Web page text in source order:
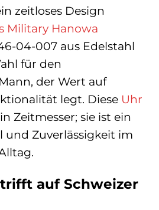
zeitloses Design
Military Hanowa
04-007 aus Edelstahl
für den
der Wert auf
legt. Diese Uhr
Zeitmesser; sie ist ein
und Zuverlässigkeit im
auf Schweizer